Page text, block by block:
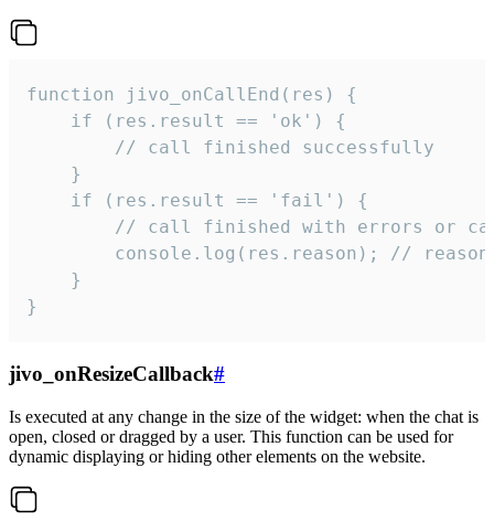
function jivo_onCallEnd(res) {
    if (res.result == 'ok') {
        // call finished successfully
    }
    if (res.result == 'fail') {
// call finished with errors or
console.log(res.reason); //
    }
}
jivo_onResizeCallback#
Is executed at any change in the size of the widget: when the chat is
open, closed or dragged by a user. This function can be used for
dynamic displaying or hiding other elements on the website.